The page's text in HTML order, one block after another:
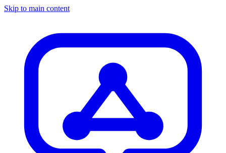
Skip to main content